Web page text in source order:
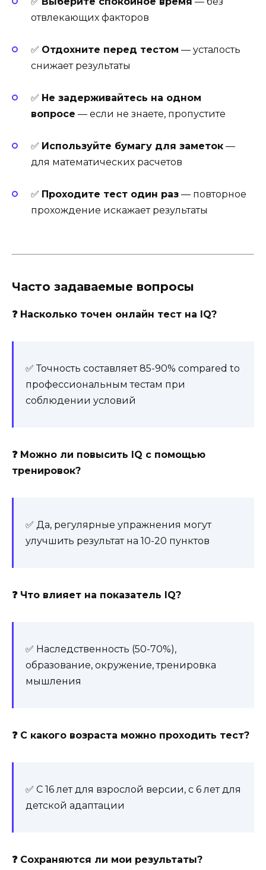
отвлекающих факторов
✅ Отдохните перед тестом — усталость
снижает результаты
✅ Не задерживайтесь на одном
вопросе — если не знаете, пропустите
✅ Используйте бумагу для заметок —
для математических расчетов
✅ Проходите тест один раз — повторное
прохождение искажает результаты
Часто задаваемые вопросы
❓ Насколько точен онлайн тест на IQ?
✅ Точность составляет 85-90% compared to
профессиональным тестам при
соблюдении условий
❓ Можно ли повысить IQ с помощью
тренировок?
✅ Да, регулярные упражнения могут
улучшить результат на 10-20 пунктов
❓ Что влияет на показатель IQ?
✅ Наследственность (50-70%),
образование, окружение, тренировка
мышления
❓ С какого возраста можно проходить тест?
✅ С 16 лет для взрослой версии, с 6 лет для
детской адаптации
❓ Сохраняются ли мои результаты?